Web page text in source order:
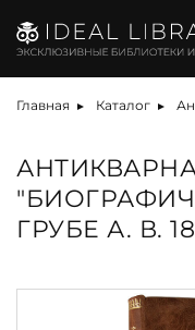
Главная Каталог
ГРУБЕ А. В.